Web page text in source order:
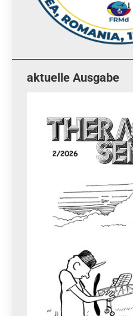
aktuelle Ausgabe